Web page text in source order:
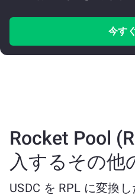
今す
Rocket Pool
入するその他
USDC を RPL に変換